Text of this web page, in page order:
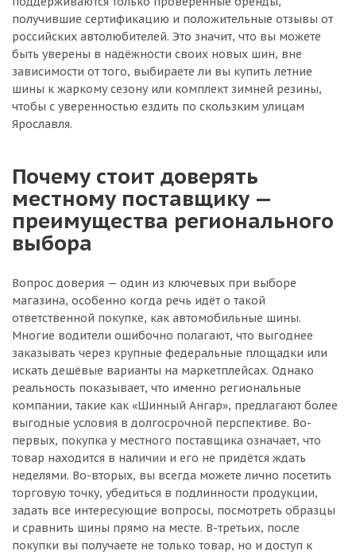
получившие сертификацию и положительные отзывы от
российских автолюбителей. Это значит, что вы можете
быть уверены в надёжности своих новых шин, вне
зависимости от того, выбираете ли вы купить летние
шины к жаркому сезону или комплект зимней резины,
чтобы с уверенностью ездить по скользким улицам
Ярославля.
Почему стоит доверять
местному поставщику —
преимущества регионального
выбора
Вопрос доверия — один из ключевых при выборе
магазина, особенно когда речь идёт о такой
ответственной покупке, как автомобильные шины.
Многие водители ошибочно полагают, что выгоднее
заказывать через крупные федеральные площадки или
искать дешёвые варианты на маркетплейсах. Однако
реальность показывает, что именно региональные
компании, такие как «Шинный Ангар», предлагают более
выгодные условия в долгосрочной перспективе. Во-
первых, покупка у местного поставщика означает, что
товар находится в наличии и его не придётся ждать
неделями. Во-вторых, вы всегда можете лично посетить
торговую точку, убедиться в подлинности продукции,
задать все интересующие вопросы, посмотреть образцы
и сравнить шины прямо на месте. В-третьих, после
покупки вы получаете не только товар, но и доступ к